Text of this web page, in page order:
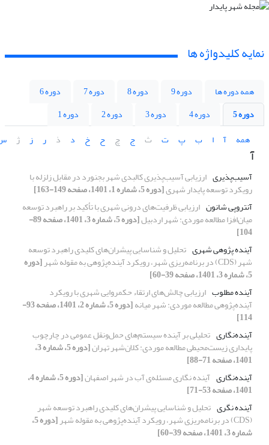
نمایه کلیدواژه ها
همه دوره ها دوره 9 دوره 8 دوره 7
دوره 6
دوره 5
دوره 4 دوره 3 دوره 2
دوره 1
همه
آ ا ب پ ت ث ج چ ح خ د ذ ر ز ژ
آ
آسیب‌پذیری ارزیابی آسیب‌پذیری کالبدی شهر بجنورد در مقابل زلزله با
رویکرد توسعه پایدار شهری[دوره 5، شماره 1، 1401، صفحه 149-163]
آنتروپی شانون ارزیابی ظرفیت‌های درونی شهری با تأکید بر راهبرد توسعه
میان‌افزا مطالعه موردی: شهر اردبیل [دوره 5، شماره 3، 1401، صفحه 89-
104]
آینده پژوهی شهری تحلیل و شناسایی پیشران‌های کلیدی راهبرد توسعه
شهر (CDS) در برنامه‌ریزی شهر، رویکرد آینده‌پژوهی به مقوله شهر [دوره
5، شماره 3، 1401، صفحه 39-60]
آینده مطلوب ارزیابی چالش‌های ارتقاء حکمروایی شهری با رویکرد
آینده‌پژوهی مطالعه موردی: شهر میانه [دوره 5، شماره 2، 1401، صفحه 93-
114]
آینده‌نگاری تحلیلی بر آینده سیستم‌های حمل‌ونقل عمومی در چارچوب
پایداری زیست‌محیطی مطالعه موردی: کلان‌شهر تهران [دوره 5، شماره 3،
1401، صفحه 71-88]
آینده‌نگاری آینده نگاری مسئله‌ی آب در شهر اصفهان [دوره 5، شماره 4،
1401، صفحه 53-71]
آینده نگری تحلیل و شناسایی پیشران‌های کلیدی راهبرد توسعه شهر
(CDS) در برنامه‌ریزی شهر، رویکرد آینده‌پژوهی به مقوله شهر [دوره 5،
شماره 3، 1401، صفحه 39-60]